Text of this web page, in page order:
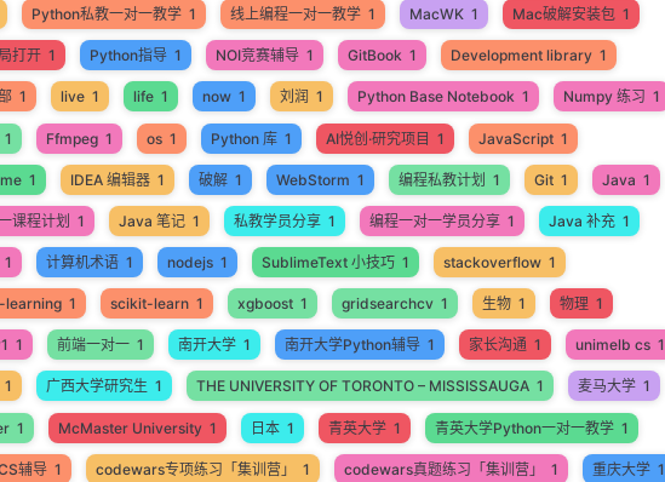
Python私教一对一教学 1 线上编程一对一教学 1 MacWK 1 Mac破解安装包 1
打开 1 Python指导 1 NOI竞赛辅导 1 GitBook 1 Development library 1
1 live 1 life 1 now 1 刘润 1 Python Base Notebook 1 Numpy 练习 1
1 Ffmpeg 1 os 1 Python 库 1 AI悦创·研究项目 1 JavaScript 1
1 IDEA 编辑器 1 破解 1 WebStorm 1 编程私教计划 1 Git 1 Java 1
课程计划 1 Java 笔记 1 私教学员分享 1 编程一对一学员分享 1 Java 补充 1
1 计算机术语 1 nodejs 1 SublimeText 小技巧 1 stackoverflow 1
learning 1 scikit-learn 1 xgboost 1 gridsearchcv 1 生物 1 物理 1
1 前端一对一 1 南开大学 1 南开大学Python辅导 1 家长沟通 1 unimelb cs 1
1 广西大学研究生 1 THE UNIVERSITY OF TORONTO – MISSISSAUGA 1 麦马大学 1
1 McMaster University 1 日本 1 青英大学 1 青英大学Python一对一教学 1
辅导 1 codewars专项练习「集训营」 1 codewars真题练习「集训营」 1 重庆大学 1